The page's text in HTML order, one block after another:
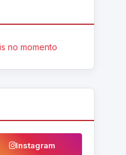
no momento
Instagram